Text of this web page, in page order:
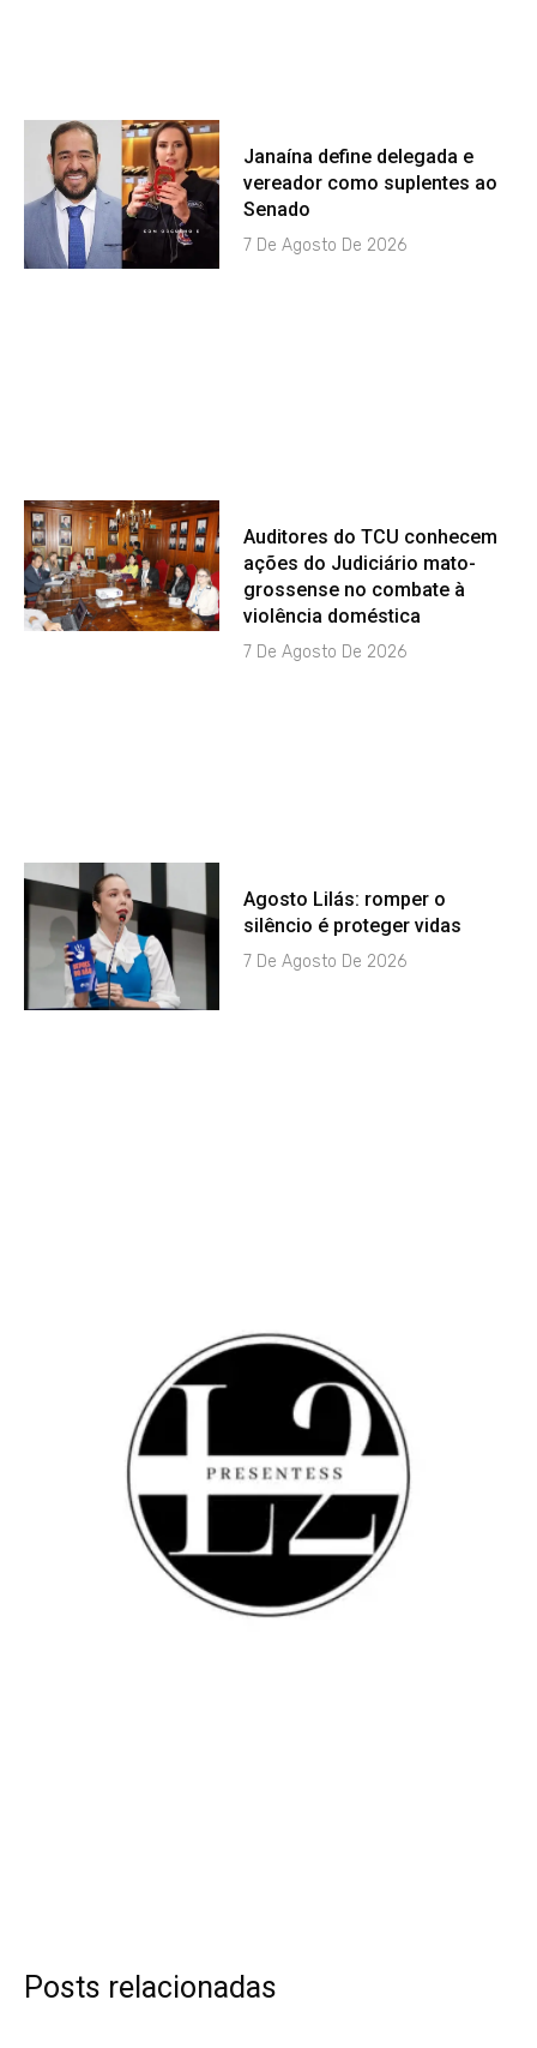
Janaína define delegada e
vereador como suplentes ao
Senado
7 De Agosto De 2026
Auditores do TCU conhecem
ações do Judiciário mato-
grossense no combate à
violência doméstica
7 De Agosto De 2026
Agosto Lilás: romper o
silêncio é proteger vidas
7 De Agosto De 2026
Posts relacionadas